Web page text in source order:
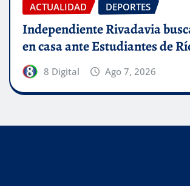
ACTUALIDAD DEPORTES
Independiente Rivadavia
en casa ante Estudiantes de
8 Digital Ago 7, 2026